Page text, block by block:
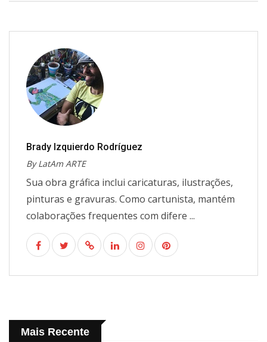
Brady Izquierdo Rodríguez
By LatAm ARTE
Sua obra gráfica inclui caricaturas, ilustrações,
pinturas e gravuras. Como cartunista, mantém
colaborações frequentes com difere ...
Mais Recente